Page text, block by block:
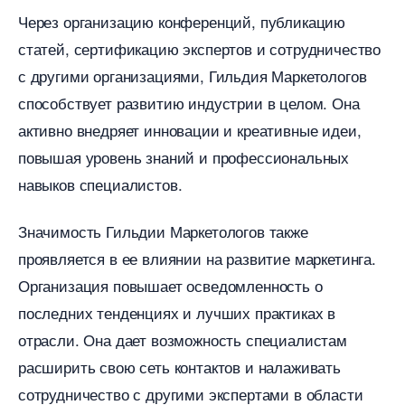
Через организацию конференций, публикацию
статей, сертификацию экспертов и сотрудничество
с другими организациями, Гильдия Маркетолого
способствует развитию индустрии в целом.​ Она
активно внедряет инновации и креативные идеи,
повышая уровень знаний и профессиональных
навыков специалистов.​
Значимость Гильдии Маркетологов также
проявляется в ее влиянии на развитие маркетинга.​
Организация повышает осведомленность о
последних тенденциях и лучших практиках
отрасли.​ Она дает возможность специалистам
расширить свою сеть контактов и налаживать
сотрудничество с другими экспертами в области